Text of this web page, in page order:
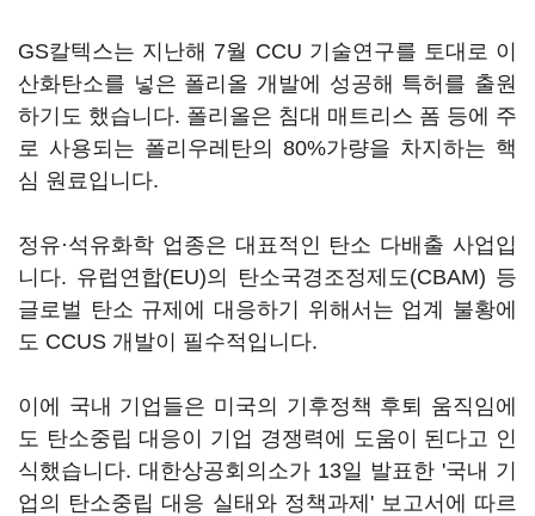
GS칼텍스는 지난해 7월 CCU 기술연구를 토대로 이
산화탄소를 넣은 폴리올 개발에 성공해 특허를 출원
하기도 했습니다. 폴리올은 침대 매트리스 폼 등에 주
로 사용되는 폴리우레탄의 80%가량을 차지하는 핵
심 원료입니다.
정유·석유화학 업종은 대표적인 탄소 다배출 사업입
니다. 유럽연합(EU)의 탄소국경조정제도(CBAM) 등
글로벌 탄소 규제에 대응하기 위해서는 업계 불황에
도 CCUS 개발이 필수적입니다.
이에 국내 기업들은 미국의 기후정책 후퇴 움직임에
도 탄소중립 대응이 기업 경쟁력에 도움이 된다고 인
식했습니다. 대한상공회의소가 13일 발표한 '국내 기
업의 탄소중립 대응 실태와 정책과제' 보고서에 따르